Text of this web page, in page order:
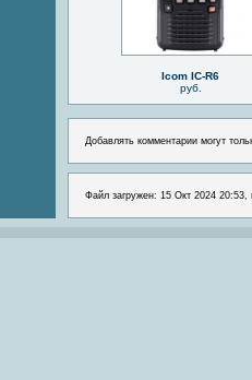
Icom IC-R6
руб.
Добавлять комментарии могут
Файл загружен: 15 Окт 2024